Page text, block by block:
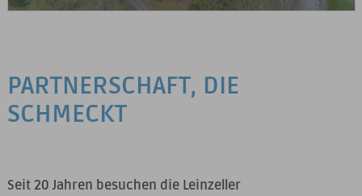
PARTNERSCHAFT, DIE
SCHMECKT
Seit 20 Jahren besuchen die Leinzeller